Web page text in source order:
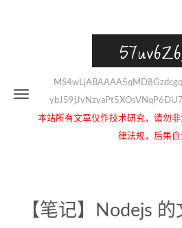
本站所有文章仅作技术研究，请勿
律法规，后果自
【笔记】Nodejs